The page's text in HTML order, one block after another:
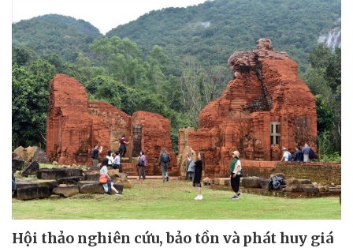
Hội thảo nghiên cứu, bảo tồn và phát huy giá